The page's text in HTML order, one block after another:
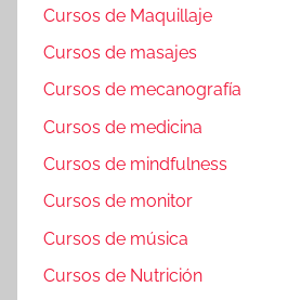
Cursos de Maquillaje
Cursos de masajes
Cursos de mecanografía
Cursos de medicina
Cursos de mindfulness
Cursos de monitor
Cursos de música
Cursos de Nutrición